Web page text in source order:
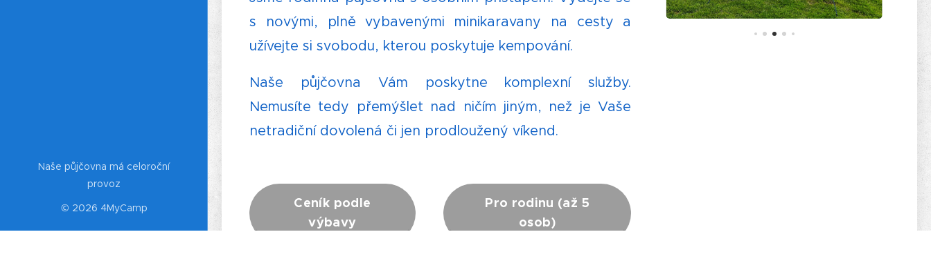
s novými, plně vybavenými minikaravany na cesty a
užívejte si svobodu, kterou poskytuje kempování.
Naše půjčovna Vám poskytne komplexní služby.
Nemusíte tedy přemýšlet nad ničím jiným, než je Vaše
netradiční dovolená či jen prodloužený víkend.
Ceník podle
výbavy
Pro rodinu (až 5
osob)
Naše půjčovna má celoroční
provoz
© 2026 4MyCamp